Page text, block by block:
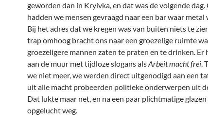
geworden dan in Kryivka, en dat was de volgende
hadden we mensen gevraagd naar een bar waar metal
Bij het adres dat we kregen was van buiten niets te
trap omhoog bracht ons naar een groezelige ruimte
groezeligere mannen zaten te praten en te drinken.
aan de muur met tijdloze slogans alsArbeit macht frei.
we niet meer, we werden direct uitgenodigd aan een
uit alle macht probeerden politieke onderwerpen uit
Dat lukte maar net, en na een paar plichtmatige
opgelucht weg.